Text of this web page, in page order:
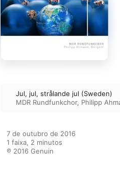
Jul, jul, strålande jul (Sweden)
MDR Rundfunkchor, Philipp
7 de outubro de 2016
1 faixa, 2 minutos
℗ 2016 Genuin